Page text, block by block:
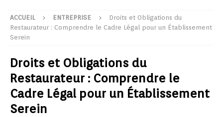
ACCUEIL ENTREPRISE
Droits et Obligations du
Restaurateur : Comprendre le Cadre Légal pour un Établissement
Serein
Droits et Obligations du
Restaurateur : Comprendre le
Cadre Légal pour un Établissement
Serein